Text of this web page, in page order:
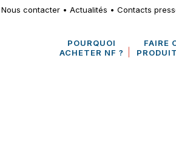
Nous contacter •Actualités •Contacts
POURQUOI
ACHETER NF ?
FAIRE